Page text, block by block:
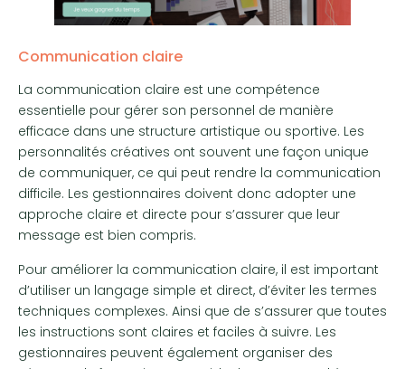
Communication claire
La communication claire est une compétence
essentielle pour gérer son personnel de manière
efficace dans une structure artistique ou sportive. Les
personnalités créatives ont souvent une façon unique
de communiquer, ce qui peut rendre la communication
difficile. Les gestionnaires doivent donc adopter une
approche claire et directe pour s’assurer que leur
message est bien compris.
Pour améliorer la communication claire, il est important
d’utiliser un langage simple et direct, d’éviter les termes
techniques complexes. Ainsi que de s’assurer que toutes
les instructions sont claires et faciles à suivre. Les
gestionnaires peuvent également organiser des